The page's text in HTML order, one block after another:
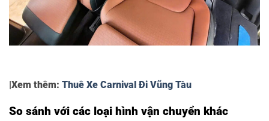
|Xem thêm: Thuê Xe Carnival Đi Vũng Tàu
So sánh với các loại hình vận chuyển khác